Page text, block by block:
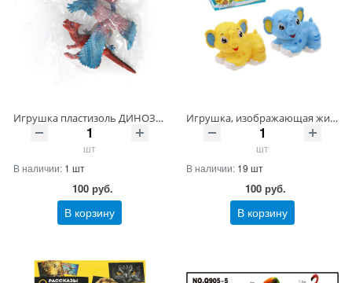
Игрушка пластизоль ДИНОЗАВРЫ 2 шт./пакет, хеддер ИГРАЕМ ВМЕСТЕ Артикул 22120096-R3-10 ШтрихКод 4630395004503
шт
В наличии: 1 шт
100 руб.
В корзину
Игрушка, изображающая животное, инерционная, в ассорт., дисплей Артикул 200333434-10 ШтрихКод 4630155283889
шт
В наличии: 19 шт
100 руб.
В корзину